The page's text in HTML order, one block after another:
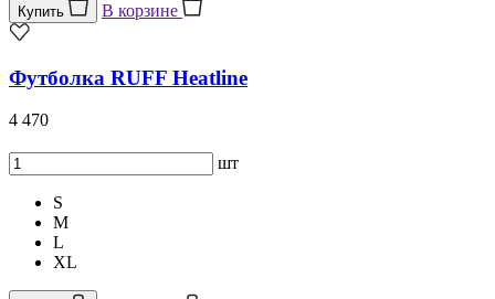
Купить В корзине
Футболка RUFF Heatline
4 470
шт
S
M
L
XL